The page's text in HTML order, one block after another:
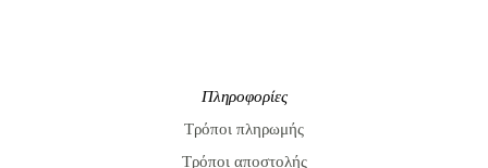
Πληροφορίες
Τρόποι πληρωμής
Τρόποι αποστολής